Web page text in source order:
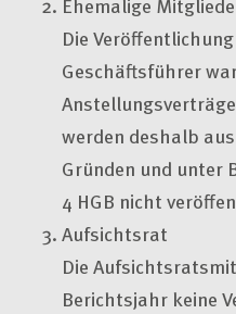
Die
Geschäftsführer
werden deshalb
Gründen und unter
4 HGB nicht
Aufsichtsrat
Die
Berichtsjahr keine